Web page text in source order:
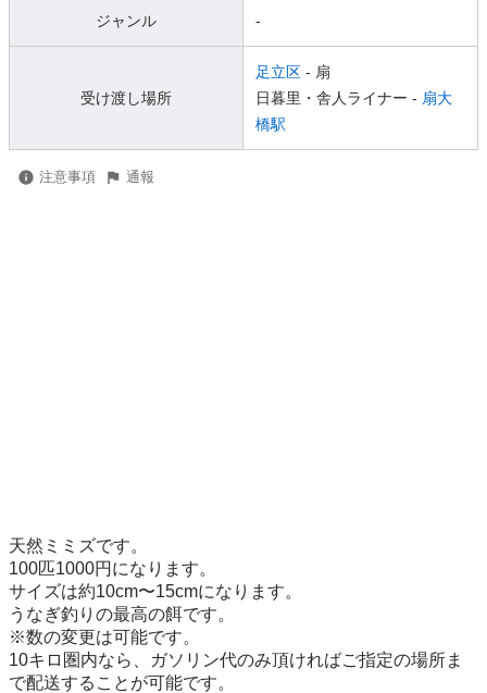
ジャンル -
受け渡し場所
足立区 - 扇
日暮里・舎人ライナー - 扇大
橋駅
注意事項 通報
天然ミミズです。
100匹1000円になります。
サイズは約10cm〜15cmになります。
うなぎ釣りの最高の餌です。
※数の変更は可能です。
10キロ圏内なら、ガソリン代のみ頂ければご指定の場所ま
で配送することが可能です。